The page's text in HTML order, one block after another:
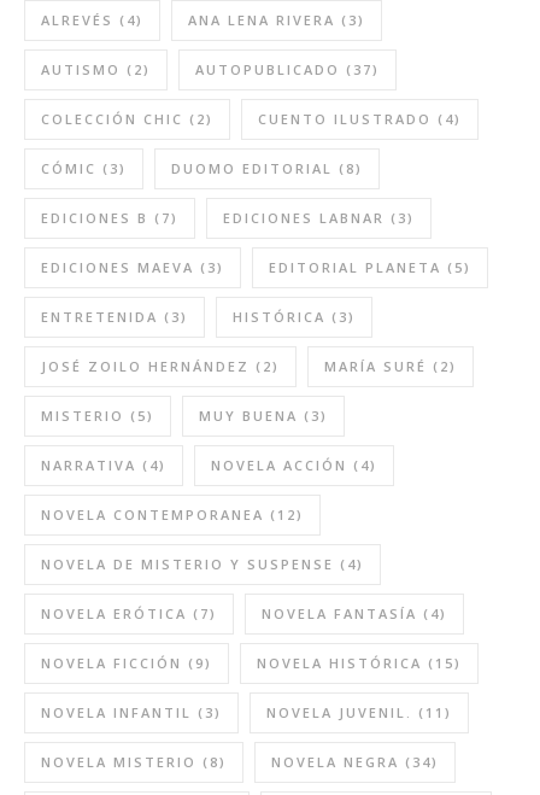
ALREVÉS (4) ANA LENA RIVERA (3)
AUTISMO (2) AUTOPUBLICADO (37)
COLECCIÓN CHIC (2) CUENTO ILUSTRADO (4)
CÓMIC (3) DUOMO EDITORIAL (8)
EDICIONES B (7) EDICIONES LABNAR (3)
EDICIONES MAEVA (3) EDITORIAL PLANETA (5)
ENTRETENIDA (3) HISTÓRICA (3)
JOSÉ ZOILO HERNÁNDEZ (2) MARÍA SURÉ (2)
MISTERIO (5) MUY BUENA (3)
NARRATIVA (4) NOVELA ACCIÓN (4)
NOVELA CONTEMPORANEA (12)
NOVELA DE MISTERIO Y SUSPENSE (4)
NOVELA ERÓTICA (7) NOVELA FANTASÍA (4)
NOVELA FICCIÓN (9) NOVELA HISTÓRICA (15)
NOVELA INFANTIL (3) NOVELA JUVENIL. (11)
NOVELA MISTERIO (8) NOVELA NEGRA (34)